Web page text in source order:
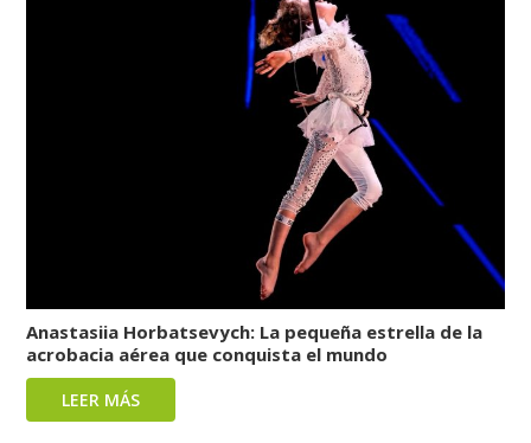
Anastasiia Horbatsevych: La pequeña estrella de la
acrobacia aérea que conquista el mundo
LEER MÁS